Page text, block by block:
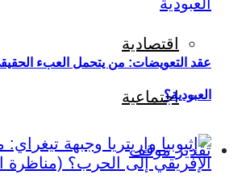
اقتصادية
اجتماعية
تقدير موقف
عقد التعويضات: من يتحمل العبء
العبودية؟